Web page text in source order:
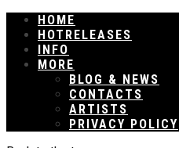
HOME
RELEASES
INFO
MORE
BLOG & NEWS
CONTACTS
ARTISTS
PRIVACY POLICY